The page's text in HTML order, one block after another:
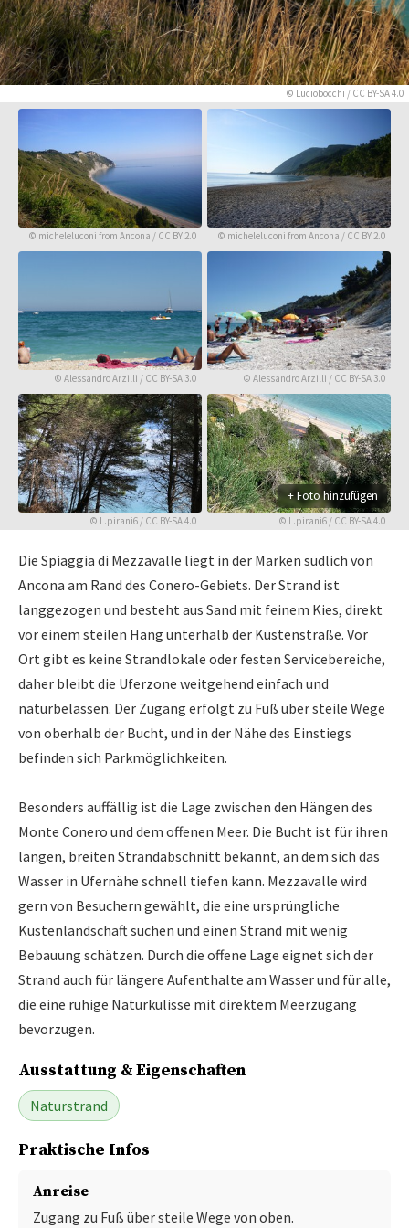
© Luciobocchi / CC BY-SA 4.0
© micheleluconi from Ancona / CC BY 2.0 © micheleluconi from Ancona / CC BY 2.0
© Alessandro Arzilli / CC BY-SA 3.0 © Alessandro Arzilli / CC BY-SA 3.0
© L.pirani6 / CC BY-SA 4.0 © L.pirani6 / CC BY-SA 4.0
+ Foto hinzufügen
Die Spiaggia di Mezzavalle liegt in der Marken südlich von
Ancona am Rand des Conero-Gebiets. Der Strand ist
langgezogen und besteht aus Sand mit feinem Kies, direkt
vor einem steilen Hang unterhalb der Küstenstraße. Vor
Ort gibt es keine Strandlokale oder festen Servicebereiche,
daher bleibt die Uferzone weitgehend einfach und
naturbelassen. Der Zugang erfolgt zu Fuß über steile Wege
von oberhalb der Bucht, und in der Nähe des Einstiegs
befinden sich Parkmöglichkeiten.
Besonders auffällig ist die Lage zwischen den Hängen des
Monte Conero und dem offenen Meer. Die Bucht ist für ihren
langen, breiten Strandabschnitt bekannt, an dem sich das
Wasser in Ufernähe schnell tiefen kann. Mezzavalle wird
gern von Besuchern gewählt, die eine ursprüngliche
Küstenlandschaft suchen und einen Strand mit wenig
Bebauung schätzen. Durch die offene Lage eignet sich der
Strand auch für längere Aufenthalte am Wasser und für alle,
die eine ruhige Naturkulisse mit direktem Meerzugang
bevorzugen.
Ausstattung & Eigenschaften
Naturstrand
Praktische Infos
Anreise
Zugang zu Fuß über steile Wege von oben.